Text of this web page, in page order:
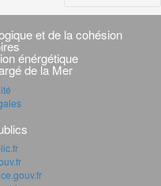
et de la cohésion
énérgétique
de la Mer